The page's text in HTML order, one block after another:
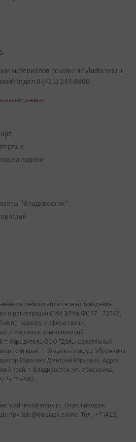
материалов ссылка на vladnews.ru
отдел 8 (423) 249-8800
данных
на ладони
"Владивосток"
информация сетевого издания
о регистрации СМИ ЭЛ № ФС 77 - 72742,
по надзору в сфере связи,
и массовых коммуникаций
г. Учредитель ООО "Дальневосточный
край, г. Владивосток, ул. Уборевича,
Юркевич Дмитрий Юрьевич. Адрес
край, г. Владивосток, ул. Уборевича,
2-415-600.
vladnews@inbox.ru. Отдел продаж
sale@mediadv.online. Тел.: +7 (423)